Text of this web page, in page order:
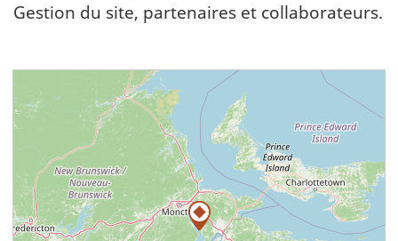
Gestion du site, partenaires et collaborateurs.